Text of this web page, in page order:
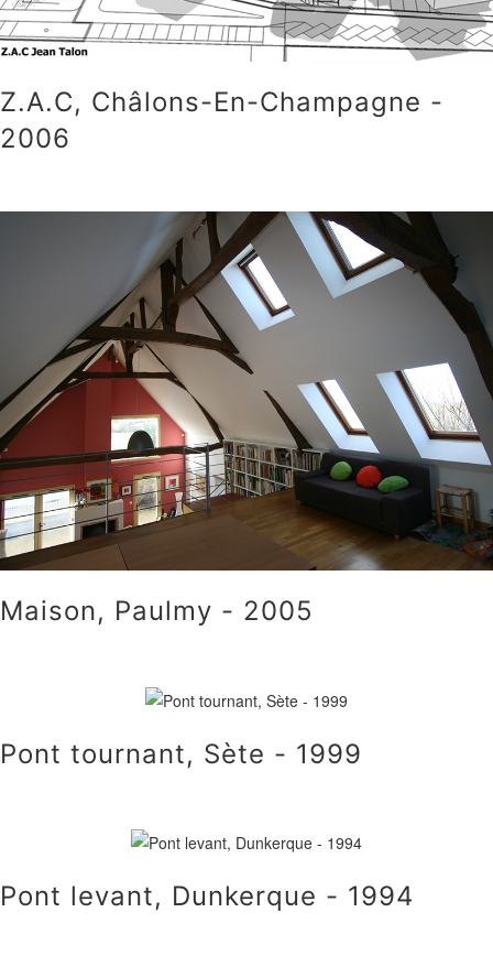
Z.A.C, Châlons-En-Champagne -
2006
Maison, Paulmy - 2005
Pont tournant, Sète - 1999
Pont levant, Dunkerque - 1994